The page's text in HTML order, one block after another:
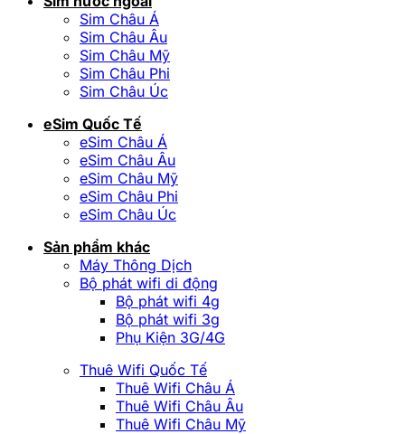
Sim Châu Á
Sim Châu Âu
Sim Châu Mỹ
Sim Châu Phi
Sim Châu Úc
eSim Quốc Tế
eSim Châu Á
eSim Châu Âu
eSim Châu Mỹ
eSim Châu Phi
eSim Châu Úc
Sản phẩm khác
Máy Thông Dịch
Bộ phát wifi di động
Bộ phát wifi 4g
Bộ phát wifi 3g
Phụ Kiện 3G/4G
Thuê Wifi Quốc Tế
Thuê Wifi Châu Á
Thuê Wifi Châu Âu
Thuê Wifi Châu Mỹ